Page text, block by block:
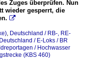
Zuges überprüfen. Nun
wieder gesperrt, die

Deutschland / RB-, RE-
Deutschland / E-Loks / BR
/ Hochwasser
(KBS 460)